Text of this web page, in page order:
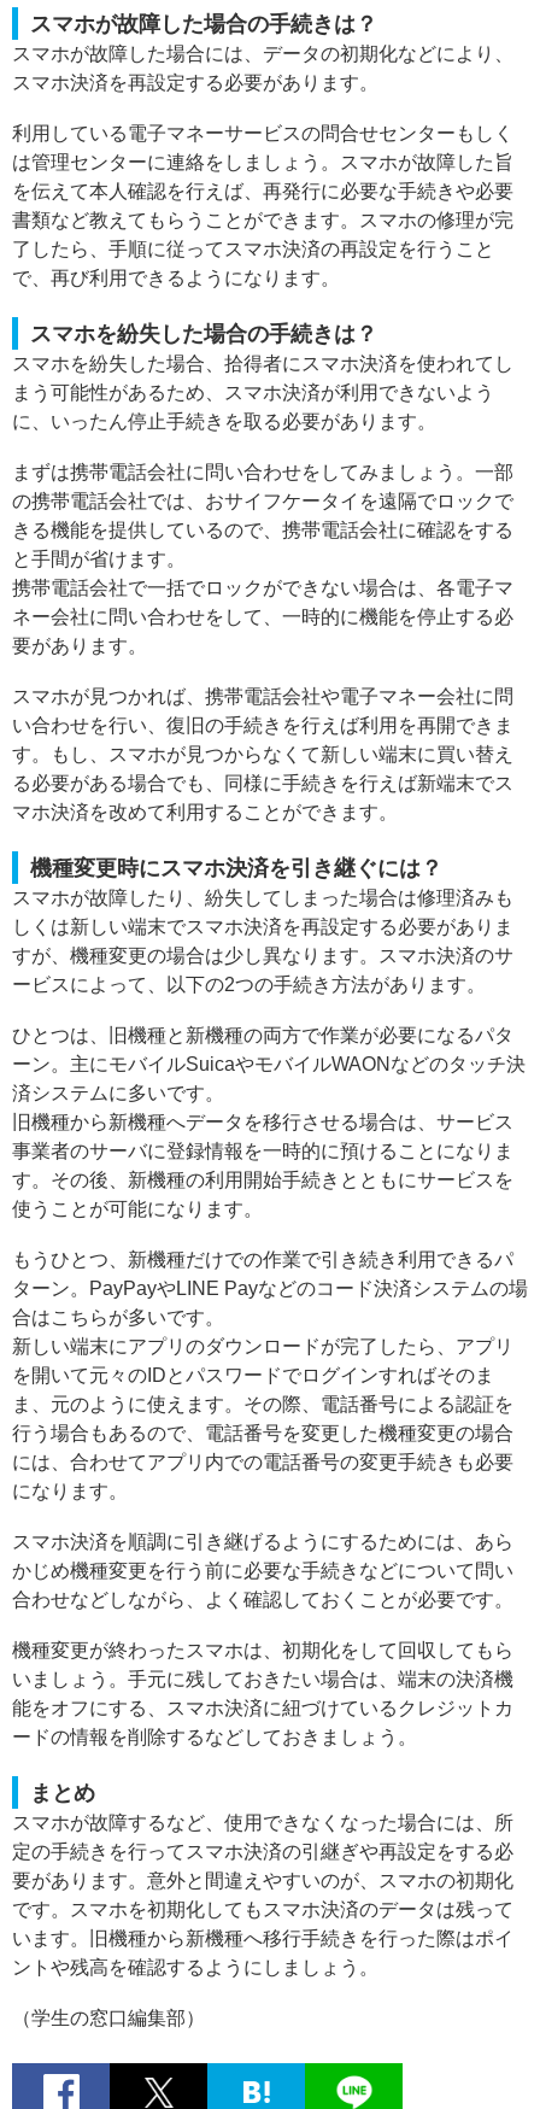
スマホが故障した場合の手続きは？
スマホが故障した場合には、データの初期化などにより、
スマホ決済を再設定する必要があります。
利用している電子マネーサービスの問合せセンターもしく
は管理センターに連絡をしましょう。スマホが故障した旨
を伝えて本人確認を行えば、再発行に必要な手続きや必要
書類など教えてもらうことができます。スマホの修理が完
了したら、手順に従ってスマホ決済の再設定を行うこと
で、再び利用できるようになります。
スマホを紛失した場合の手続きは？
スマホを紛失した場合、拾得者にスマホ決済を使われてし
まう可能性があるため、スマホ決済が利用できないよう
に、いったん停止手続きを取る必要があります。
まずは携帯電話会社に問い合わせをしてみましょう。一部
の携帯電話会社では、おサイフケータイを遠隔でロックで
きる機能を提供しているので、携帯電話会社に確認をする
と手間が省けます。
携帯電話会社で一括でロックができない場合は、各電子マ
ネー会社に問い合わせをして、一時的に機能を停止する必
要があります。
スマホが見つかれば、携帯電話会社や電子マネー会社に問
い合わせを行い、復旧の手続きを行えば利用を再開できま
す。もし、スマホが見つからなくて新しい端末に買い替え
る必要がある場合でも、同様に手続きを行えば新端末でス
マホ決済を改めて利用することができます。
機種変更時にスマホ決済を引き継ぐには？
スマホが故障したり、紛失してしまった場合は修理済みも
しくは新しい端末でスマホ決済を再設定する必要がありま
すが、機種変更の場合は少し異なります。スマホ決済のサ
ービスによって、以下の2つの手続き方法があります。
ひとつは、旧機種と新機種の両方で作業が必要になるパタ
ーン。主にモバイルSuicaやモバイルWAONなどのタッチ決
済システムに多いです。
旧機種から新機種へデータを移行させる場合は、サービス
事業者のサーバに登録情報を一時的に預けることになりま
す。その後、新機種の利用開始手続きとともにサービスを
使うことが可能になります。
もうひとつ、新機種だけでの作業で引き続き利用できるパ
ターン。PayPayやLINE Payなどのコード決済システムの場
合はこちらが多いです。
新しい端末にアプリのダウンロードが完了したら、アプリ
を開いて元々のIDとパスワードでログインすればそのま
ま、元のように使えます。その際、電話番号による認証を
行う場合もあるので、電話番号を変更した機種変更の場合
には、合わせてアプリ内での電話番号の変更手続きも必要
になります。
スマホ決済を順調に引き継げるようにするためには、あら
かじめ機種変更を行う前に必要な手続きなどについて問い
合わせなどしながら、よく確認しておくことが必要です。
機種変更が終わったスマホは、初期化をして回収してもら
いましょう。手元に残しておきたい場合は、端末の決済機
能をオフにする、スマホ決済に紐づけているクレジットカ
ードの情報を削除するなどしておきましょう。
まとめ
スマホが故障するなど、使用できなくなった場合には、所
定の手続きを行ってスマホ決済の引継ぎや再設定をする必
要があります。意外と間違えやすいのが、スマホの初期化
です。スマホを初期化してもスマホ決済のデータは残って
います。旧機種から新機種へ移行手続きを行った際はポイ
ントや残高を確認するようにしましょう。
（学生の窓口編集部）